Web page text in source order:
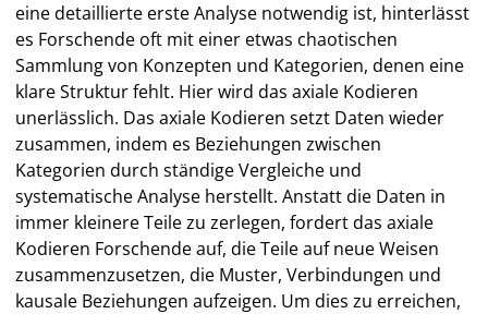
eine detaillierte erste Analyse notwendig ist, hinterlässt
es Forschende oft mit einer etwas chaotischen
Sammlung von Konzepten und Kategorien, denen eine
klare Struktur fehlt. Hier wird das axiale Kodieren
unerlässlich. Das axiale Kodieren setzt Daten wieder
zusammen, indem es Beziehungen zwischen
Kategorien durch ständige Vergleiche und
systematische Analyse herstellt. Anstatt die Daten in
immer kleinere Teile zu zerlegen, fordert das axiale
Kodieren Forschende auf, die Teile auf neue Weisen
zusammenzusetzen, die Muster, Verbindungen und
kausale Beziehungen aufzeigen. Um dies zu erreichen,